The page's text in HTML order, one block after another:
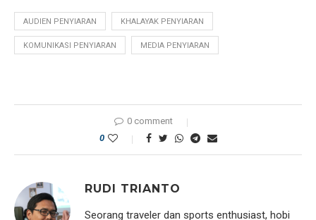
AUDIEN PENYIARAN KHALAYAK PENYIARAN
KOMUNIKASI PENYIARAN MEDIA PENYIARAN
0 comment
0
RUDI TRIANTO
Seorang traveler dan sports enthusiast, hobi